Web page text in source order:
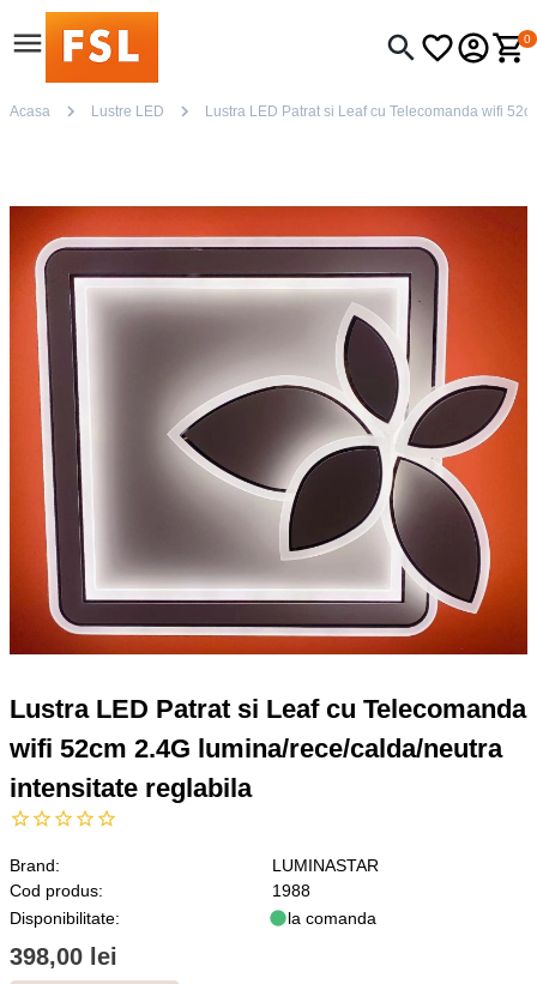
0
Acasa Lustre LED Lustra LED Patrat si Leaf cu Telecomanda wifi
Lustra LED Patrat si Leaf cu Telecomanda
wifi 52cm 2.4G lumina/rece/calda/neutra
intensitate reglabila
Brand:
LUMINASTAR
Cod produs:
1988
Disponibilitate:
la comanda
398,00 lei